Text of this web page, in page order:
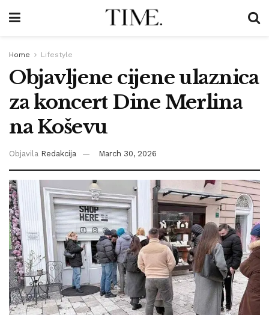
Home Lifestyle
Objavljene cijene ulaznica
za koncert Dine Merlina
na Koševu
Objavila Redakcija March 30, 2026